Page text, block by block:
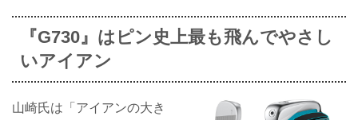
『G730』はピン史上最も飛んでやさし
いアイアン
山崎氏は「アイアンの大き